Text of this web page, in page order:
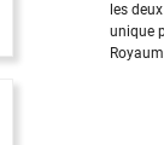
les
unique